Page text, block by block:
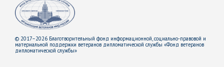
© 2017–2026 Благотворительный фонд информационной, социально-правовой и
материальной поддержки ветеранов дипломатической службы «Фонд ветеранов
дипломатической службы»